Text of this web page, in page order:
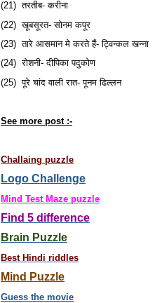
(21) तरतीब- करीना
(22) खूबसूरत- सोनम कपूर
(23) तारे आसमान मे करते हैं- ट्विन्कल खन्ना
(24) रोशनी- दीपिका पदुकोण
(25) पूरे चांद वाली रात- पूनम ढिल्लन
See more post :-
Challaing puzzle
Logo Challenge
Mind Test Maze puzzle
Find 5 difference
Brain Puzzle
Best Hindi riddles
Mind Puzzle
Guess the movie